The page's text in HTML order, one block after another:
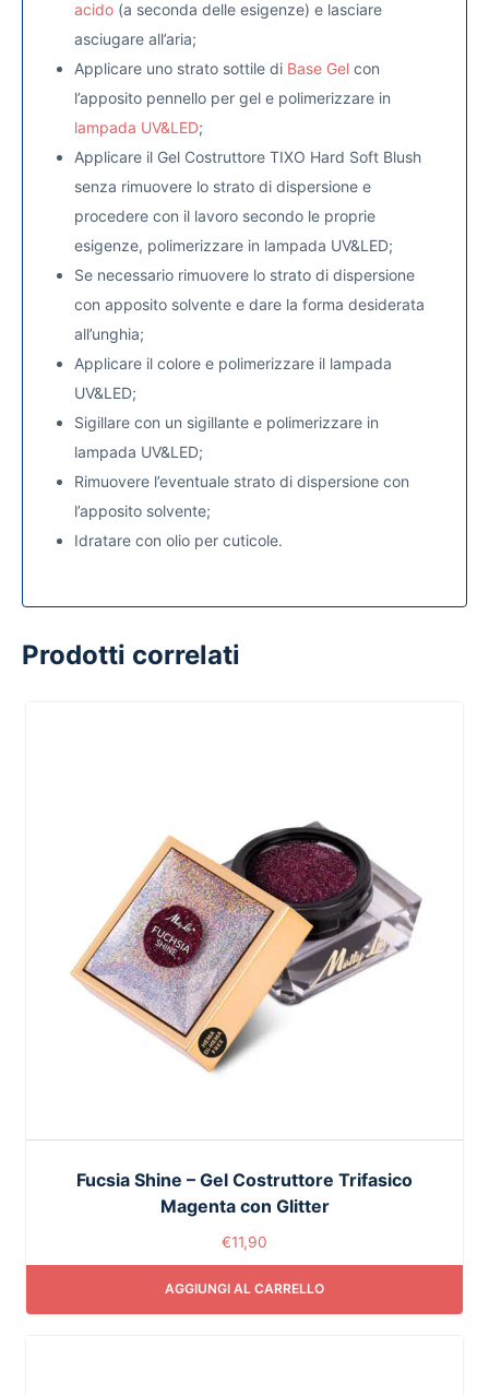
acido (a seconda delle esigenze) e lasciare
asciugare all’aria;
Applicare uno strato sottile di Base Gel con
l’apposito pennello per gel e polimerizzare in
lampada UV&LED;
Applicare il Gel Costruttore TIXO Hard Soft Blush
senza rimuovere lo strato di dispersione e
procedere con il lavoro secondo le proprie
esigenze, polimerizzare in lampada UV&LED;
Se necessario rimuovere lo strato di dispersione
con apposito solvente e dare la forma desiderata
all’unghia;
Applicare il colore e polimerizzare il lampada
UV&LED;
Sigillare con un sigillante e polimerizzare in
lampada UV&LED;
Rimuovere l’eventuale strato di dispersione con
l’apposito solvente;
Idratare con olio per cuticole.
Prodotti correlati
Fucsia Shine – Gel Costruttore Trifasico
Magenta con Glitter
€11,90
AGGIUNGI AL CARRELLO